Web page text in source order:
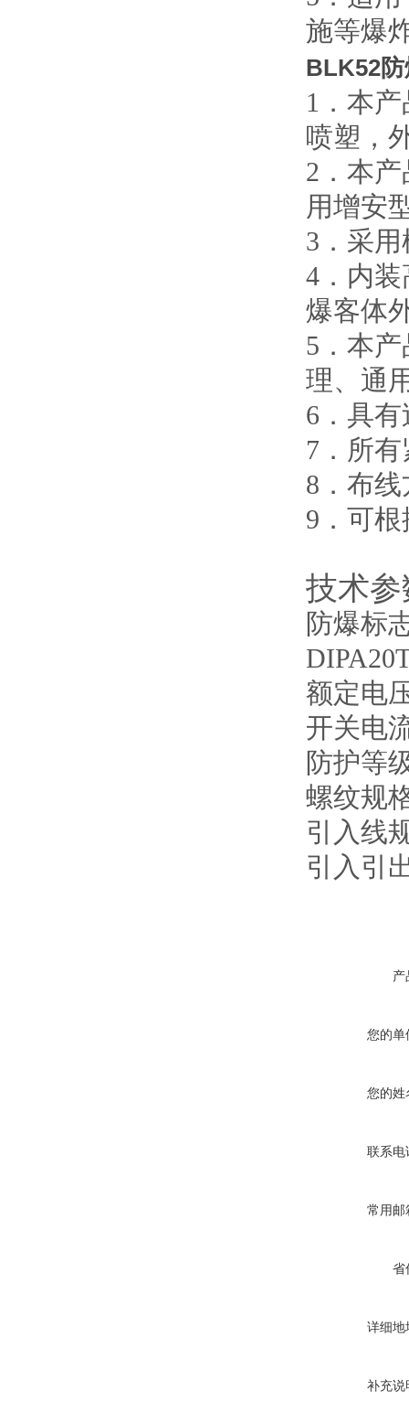
施等爆
BLK52
1．本
喷塑，
2．本
用增安
3．采
4．内
爆客体
5．本
理、通
6．具
7．所
8．布
9．可
技术参
防爆标
额定电
开关电
防护等
螺纹规
引入线
引入引
产
您的单
您的姓
联系电
常用邮
省
详细地
补充说